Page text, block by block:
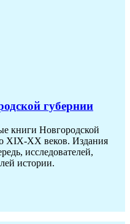
губернии
книги Новгородской
XIX-ХХ веков. Издания
исследователей,
истории.